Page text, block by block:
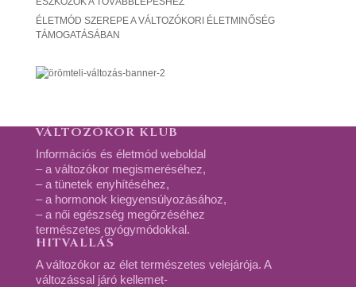
ÉLETMÓD SZEREPE A VÁLTOZÓKORI ÉLETMINŐSÉG
TÁMOGATÁSÁBAN
VÁLTOZÓKOR KLUB
Információs és életmód weboldal
– a változókor megismeréséhez,
– a tünetek enyhítéséhez,
– a hormonok kiegyensúlyozásához,
– a női egészség megőrzéséhez
természetes gyógymódokkal.
HITVALLÁS
A változókor az élet természetes velejárója. A
változással járó kellemet-